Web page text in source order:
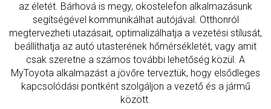
az életét. Bárhová is megy, okostelefon alkalmazásunk
segítségével kommunikálhat autójával. Otthonról
megtervezheti utazásait, optimalizálhatja a vezetési stílusát,
beállíthatja az autó utasterének hőmérsékletét, vagy amit
csak szeretne a számos további lehetőség közül. A
MyToyota alkalmazást a jövőre terveztük, hogy elsődleges
kapcsolódási pontként szolgáljon a vezető és a jármű
között.